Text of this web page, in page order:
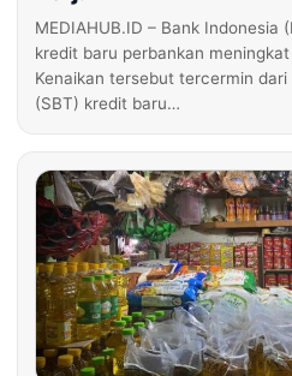
MEDIAHUB.ID – Bank Indonesia
kredit baru perbankan
Kenaikan tersebut tercermin
(SBT) kredit baru…